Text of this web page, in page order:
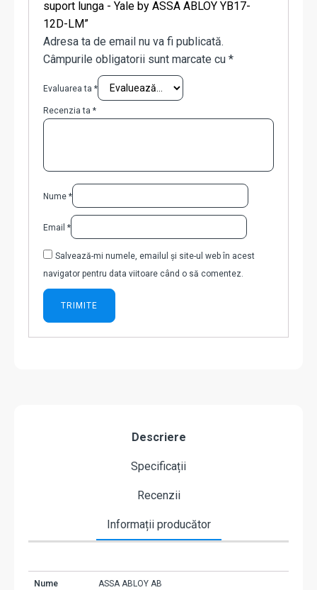
suport lunga - Yale by ASSA ABLOY YB17-
12D-LM”
Adresa ta de email nu va fi publicată.
Câmpurile obligatorii sunt marcate cu *
Evaluarea ta *
Recenzia ta *
Nume *
Email *
Salvează-mi numele, emailul și site-ul web în acest
navigator pentru data viitoare când o să comentez.
Descriere
Specificații
Recenzii
Informații producător
Nume
ASSA ABLOY AB